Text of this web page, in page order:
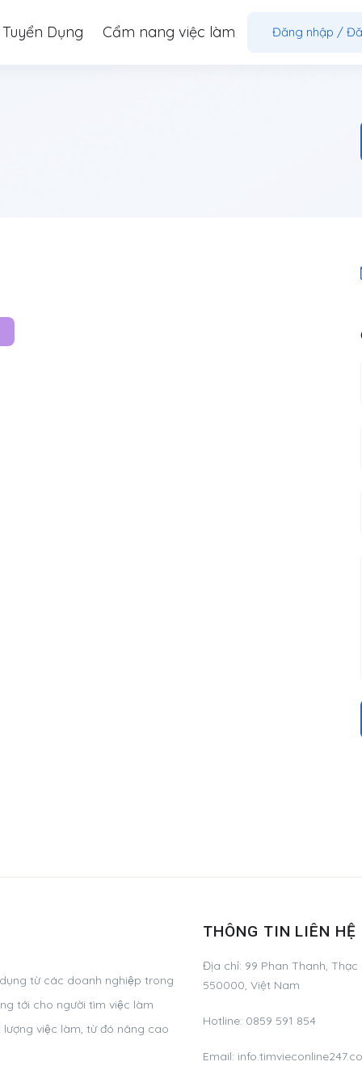
Dụng Cẩm nang việc làm Đăng nhập /
từ các doanh nghiệp trong
tới cho người tìm việc làm
việc làm, từ đó nâng cao
THÔNG TIN LIÊN HỆ
Địa chỉ: 99 Phan Thanh,
550000, Việt Nam
Hotline: 0859 591 854
Email: